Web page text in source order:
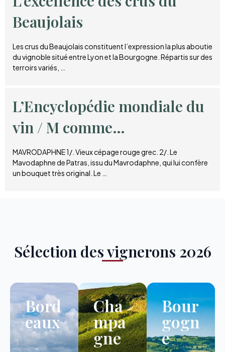
Beaujolais
Les crus du Beaujolais constituent l’expression la plus aboutie
du vignoble situé entre Lyon et la Bourgogne. Répartis sur des
terroirs variés, …
L’Encyclopédie mondiale du
vin / M comme…
MAVRODAPHNE 1/. Vieux cépage rouge grec. 2/. Le
Mavodaphne de Patras, issu du Mavrodaphne, qui lui confère
un bouquet très original. Le …
Sélection des vignerons 2026
Bord
eaux
Cha
mpa
gne
Bour
gogn
e